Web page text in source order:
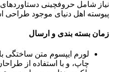
نیاز شامل حروفچینی
پیوسته اهل دنیای موجود طراحی
زمان بسته بندی و ارسال
لورم ایپسوم متن ساختگی
چاپ، و با استفاده از